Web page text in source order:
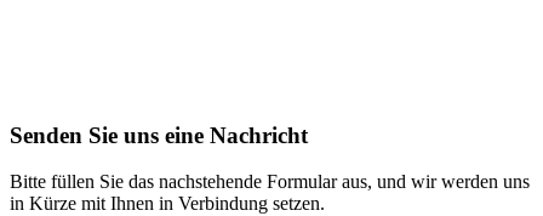
Senden Sie uns eine Nachricht
Bitte füllen Sie das nachstehende Formular aus, und wir werden uns
in Kürze mit Ihnen in Verbindung setzen.